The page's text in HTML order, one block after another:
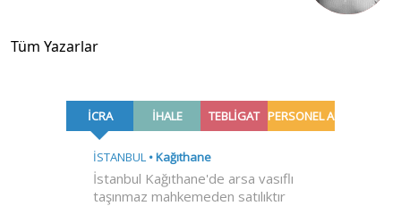
Tüm Yazarlar